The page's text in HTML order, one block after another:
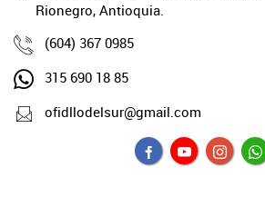
Rionegro, Antioquia.
(604) 367 0985
315 690 18 85
ofidllodelsur@gmail.com